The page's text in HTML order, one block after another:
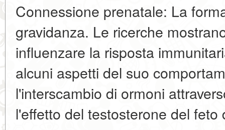
Connessione prenatale: La
gravidanza. Le ricerche
influenzare la risposta
alcuni aspetti del suo
l'interscambio di ormoni
l'effetto del testosterone del feto